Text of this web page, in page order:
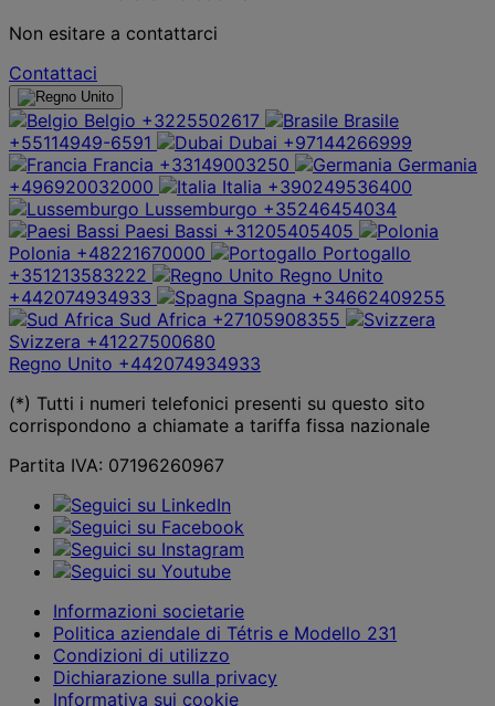
Non esitare a contattarci
Contattaci
Belgio +3225502617
Brasile
+55114949-6591
Dubai +97144266999
Francia +33149003250
Germania
+496920032000
Italia +390249536400
Lussemburgo +35246454034
Paesi Bassi +31205405405
Polonia +48221670000
Portogallo
+351213583222
Regno Unito
+442074934933
Spagna +34662409255
Sud Africa +27105908355
Svizzera +41227500680
Regno Unito +442074934933
(*) Tutti i numeri telefonici presenti su questo sito
corrispondono a chiamate a tariffa fissa nazionale
Partita IVA: 07196260967
Informazioni societarie
Politica aziendale di Tétris e Modello 231
Condizioni di utilizzo
Dichiarazione sulla privacy
Informativa sui cookie